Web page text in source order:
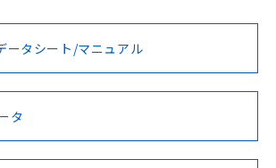
をご利用いただく前に、以下を必ずお読
条件
事項・凡例
ータシート/マニュアル
タ